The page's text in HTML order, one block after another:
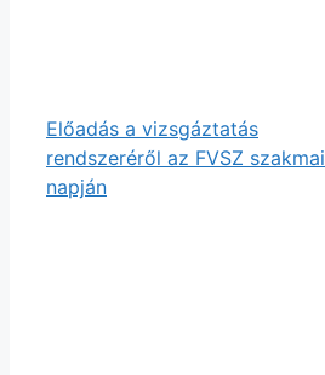
Előadás a vizsgáztatás
rendszeréről az FVSZ szakmai
napján